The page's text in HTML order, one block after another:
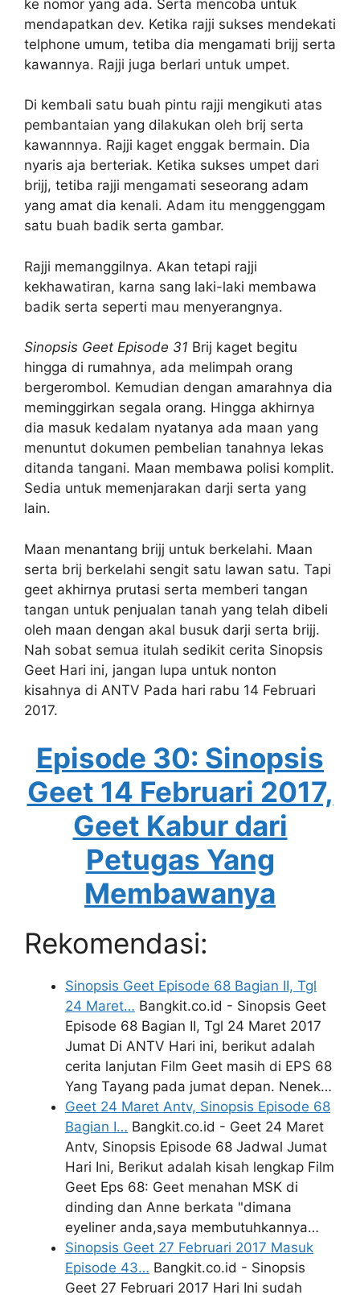
ke nomor yang ada. Serta mencoba untuk
mendapatkan dev. Ketika rajji sukses mendekati
telphone umum, tetiba dia mengamati brijj serta
kawannya. Rajji juga berlari untuk umpet.
Di kembali satu buah pintu rajji mengikuti atas
pembantaian yang dilakukan oleh brij serta
kawannnya. Rajji kaget enggak bermain. Dia
nyaris aja berteriak. Ketika sukses umpet dari
brijj, tetiba rajji mengamati seseorang adam
yang amat dia kenali. Adam itu menggenggam
satu buah badik serta gambar.
Rajji memanggilnya. Akan tetapi rajji
kekhawatiran, karna sang laki-laki membawa
badik serta seperti mau menyerangnya.
Sinopsis Geet Episode 31 Brij kaget begitu
hingga di rumahnya, ada melimpah orang
bergerombol. Kemudian dengan amarahnya dia
meminggirkan segala orang. Hingga akhirnya
dia masuk kedalam nyatanya ada maan yang
menuntut dokumen pembelian tanahnya lekas
ditanda tangani. Maan membawa polisi komplit.
Sedia untuk memenjarakan darji serta yang
lain.
Maan menantang brijj untuk berkelahi. Maan
serta brij berkelahi sengit satu lawan satu. Tapi
geet akhirnya prutasi serta memberi tangan
tangan untuk penjualan tanah yang telah dibeli
oleh maan dengan akal busuk darji serta brijj.
Nah sobat semua itulah sedikit cerita Sinopsis
Geet Hari ini, jangan lupa untuk nonton
kisahnya di ANTV Pada hari rabu 14 Februari
2017.
Episode 30: Sinopsis
Geet 14 Februari 2017,
Geet Kabur dari
Petugas Yang
Membawanya
Rekomendasi:
Sinopsis Geet Episode 68 Bagian II, Tgl
24 Maret… Bangkit.co.id - Sinopsis Geet
Episode 68 Bagian II, Tgl 24 Maret 2017
Jumat Di ANTV Hari ini, berikut adalah
cerita lanjutan Film Geet masih di EPS 68
Yang Tayang pada jumat depan. Nenek…
Geet 24 Maret Antv, Sinopsis Episode 68
Bagian I… Bangkit.co.id - Geet 24 Maret
Antv, Sinopsis Episode 68 Jadwal Jumat
Hari Ini, Berikut adalah kisah lengkap Film
Geet Eps 68: Geet menahan MSK di
dinding dan Anne berkata "dimana
eyeliner anda,saya membutuhkannya…
Sinopsis Geet 27 Februari 2017 Masuk
Episode 43… Bangkit.co.id - Sinopsis
Geet 27 Februari 2017 Hari Ini sudah